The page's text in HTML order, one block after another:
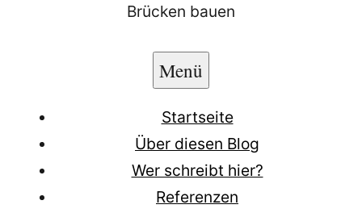
Brücken bauen
Menü
Startseite
Über diesen Blog
Wer schreibt hier?
Referenzen